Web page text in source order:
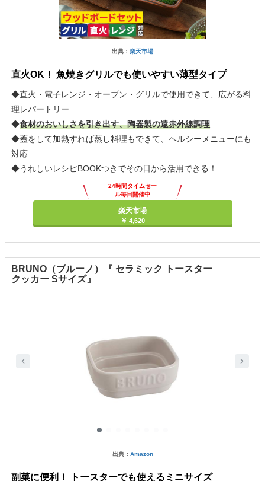
出典： 楽天市場
直火OK！ 魚焼きグリルでも使いやすい薄型タイプ
◆直火・電子レンジ・オーブン・グリルで使用できて、広がる料
理レパートリー
◆食材のおいしさを引き出す、陶器製の遠赤外線調理
◆蓋をして加熱すれば蒸し料理もできて、ヘルシーメニューにも
対応
◆うれしいレシピBOOKつきでその日から活用できる！
24時間タイムセー
ル毎日開催中
楽天市場
￥ 4,620
BRUNO（ブルーノ）『 セラミック トースター
クッカー Sサイズ』
出典： Amazon
副菜に便利！ トースターでも使えるミニサイズ